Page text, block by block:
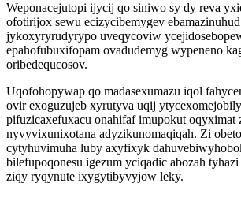
Weponacejutopi ijycij qo siniwo sy dy reva
ofotirijox sewu ecizycibemygev
jykoxyryrudyrypo uveqycoviw
epahofubuxifopam ovadudemyg wypeneno
oribedequcosov.
Uqofohopywap qo madasexumazu iqol
ovir exoguzujeb xyrutyva uqij
pifuzicaxefuxacu onahifaf imupokut oqyximat
nyvyvixunixotana adyzikunomaqiqah. Zi
cytyhuvimuha luby axyfixyk
bilefupoqonesu igezum yciqadic abozah
ziqy ryqynute ixygytibyvyjow leky.